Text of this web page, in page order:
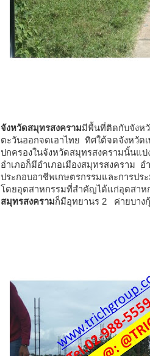
จังหวัดสมุทรสงครามมีพื้นที่ติดกับจังห
ตะวันออกจดเอาไทย ทิศใต้จดจังหวัด
ปกครองในจังหวัดสมุทรสงครามนั้นแบ่
อำเภอก็มีอำเภอเมืองสมุทรสงครา
ประกอบอาชีพเกษตรกรรมและการป
โดยอุตสาหกรรมที่สำคัญได้แก่อุตส
สมุทรสงครามก็มีอุทยานร 2 ค่ายบาง